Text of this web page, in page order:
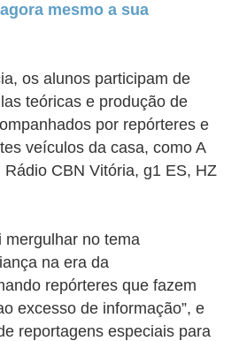
mesmo a sua
os alunos participam de
teóricas e produção de
por repórteres e
veículos da casa, como A
CBN Vitória, g1 ES, HZ
mergulhar no tema
na era da
repórteres que fazem
excesso de informação”, e
reportagens especiais para